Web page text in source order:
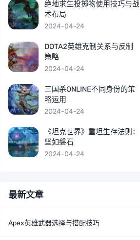
绝地求生投掷物使用技巧与战
术布局
2024-04-24
DOTA2英雄克制关系与反制
策略
2024-04-24
三国杀ONLINE不同身份的策
略运用
2024-04-24
《坦克世界》重坦生存法则：
坚如磐石
2024-04-24
最新文章
Apex英雄武器选择与搭配技巧